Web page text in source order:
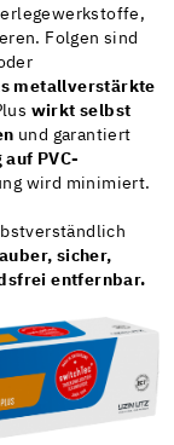
Folgen sind
metallverstärkte
wirkt selbst
und garantiert
PVC-
wird minimiert.
sicher,
entfernbar.